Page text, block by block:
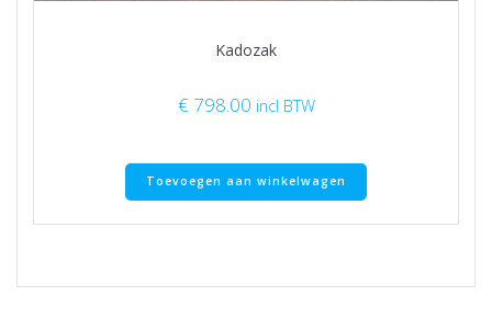
Kadozak
€ 798.00 incl BTW
Toevoegen aan winkelwagen